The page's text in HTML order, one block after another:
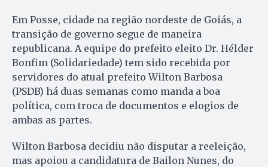
Em Posse, cidade na região nordeste de Goiás, a
transição de governo segue de maneira
republicana. A equipe do prefeito eleito Dr. Hélder
Bonfim (Solidariedade) tem sido recebida por
servidores do atual prefeito Wilton Barbosa
(PSDB) há duas semanas como manda a boa
política, com troca de documentos e elogios de
ambas as partes.
Wilton Barbosa decidiu não disputar a reeleição,
mas apoiou a candidatura de Bailon Nunes, do